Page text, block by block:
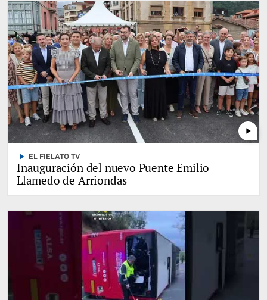
play_arrow
play_arrow EL FIELATO TV
Inauguración del nuevo Puente Emilio
Llamedo de Arriondas